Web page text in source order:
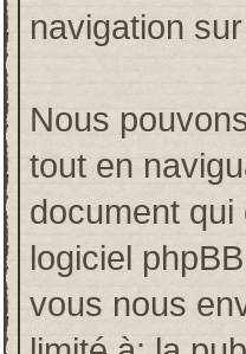
navigation
Nous
tout en
document
logiciel
vous nous